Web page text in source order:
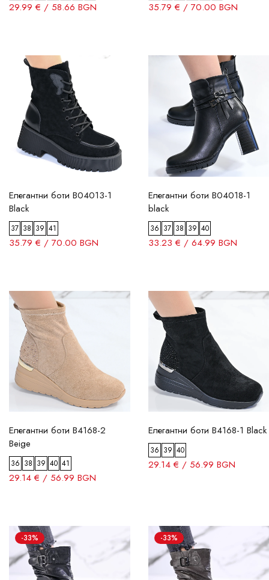
39
41
43
Филтрирай
29.99 € / 58.66 BGN 35.79 € / 70.00 BGN
Елегантни боти B04013-1
Black
37 38 39 41
35.79 € / 70.00 BGN
Елегантни боти B04018-1
black
36 37 38 39 40
33.23 € / 64.99 BGN
Елегантни боти B4168-2
Beige
36 38 39 40 41
29.14 € / 56.99 BGN
Елегантни боти B4168-1 Black
36 39 40
29.14 € / 56.99 BGN
-33% -33%